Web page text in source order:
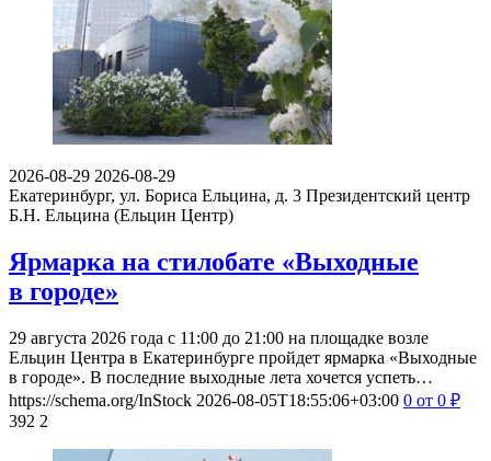
2026-08-29 2026-08-29
Екатеринбург, ул. Бориса Ельцина, д. 3 Президентский центр
Б.Н. Ельцина (Ельцин Центр)
Ярмарка на стилобате «Выходные
в городе»
29 августа 2026 года с 11:00 до 21:00 на площадке возле
Ельцин Центра в Екатеринбурге пройдет ярмарка «Выходные
в городе». В последние выходные лета хочется успеть…
https://schema.org/InStock 2026-08-05T18:55:06+03:00 0 от 0 ₽
392 2